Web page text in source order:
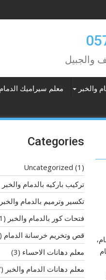
والجبيل
والخبر معلم سيراميك الدمام
Categories
Uncategorized (1)
تركيب باركيه بالدمام والخبر
تكسير وترميم بالدمام والخبر
فتحات كور بالدمام والخبر (1)
قص وتخريم خرسانة الدمام (2)
معلم دهانات الاحساء (3)
معلم دهانات الدمام والخبر (7)